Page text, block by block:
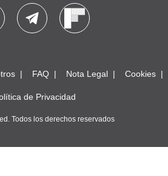
FAQ Nota Legal Cookies
de Privacidad
Todos los derechos reservados